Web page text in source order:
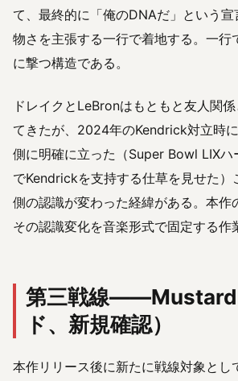
て、最終的に「俺のDNAだ」という
物さを主張する一行で着地する。一行
に撃つ構造である。
ドレイクとLeBronはもともと友人関
てきたが、2024年のKendrick対立時
側に明確に立った（Super Bowl LIXハ
でKendrickを支持する仕草を見せた）
側の認識が変わった経緯がある。本作
その認識変化を音楽形式で固定する作
第三戦線——Mustard
ド、新規確認）
本作リリース後に新たに戦線対象とし